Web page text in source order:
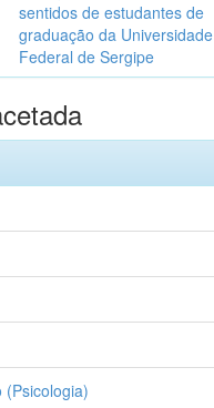
sentidos de estudantes de
graduação da Universidade
Federal de Sergipe
(Psicologia)